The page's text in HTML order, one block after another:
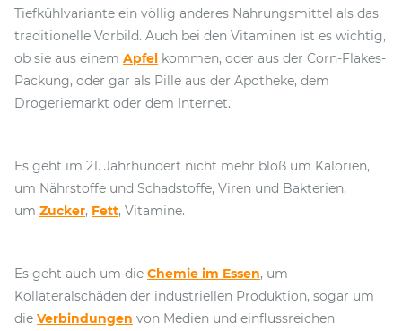
Tiefkühlvariante ein völlig anderes Nahrungsmittel als das
traditionelle Vorbild. Auch bei den Vitaminen ist es wichtig,
ob sie aus einem Apfel kommen, oder aus der Corn-Flakes-
Packung, oder gar als Pille aus der Apotheke, dem
Drogeriemarkt oder dem Internet.
Es geht im 21. Jahrhundert nicht mehr bloß um Kalorien,
um Nährstoffe und Schadstoffe, Viren und Bakterien,
um Zucker, Fett, Vitamine.
Es geht auch um die Chemie im Essen, um
Kollateralschäden der industriellen Produktion, sogar um
die Verbindungen von Medien und einflussreichen